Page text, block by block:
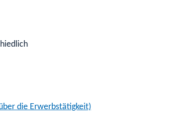
die Erwerbstätigkeit)